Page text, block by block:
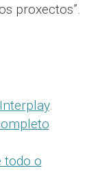
proxectos”.
.
todo o